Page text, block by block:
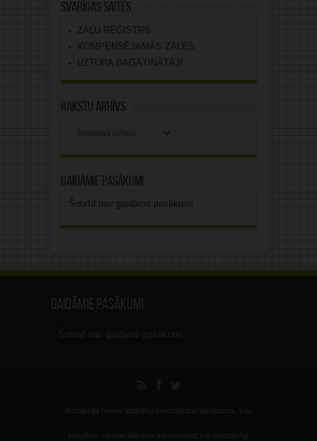
Svarīgas saites
ZĀĻU REĢISTRS
KOMPENSĒJAMĀS ZĀLES
UZTURA BAGĀTINĀTĀJI
Rakstu arhīvs
Gaidāmie pasākumi
Šobrīd nav gaidāmo pasākumi.
Gaidāmie pasākumi
Šobrīd nav gaidāmo pasākumi.
Redakcija nenes atbildību sarežģījumu gadījumos, kas